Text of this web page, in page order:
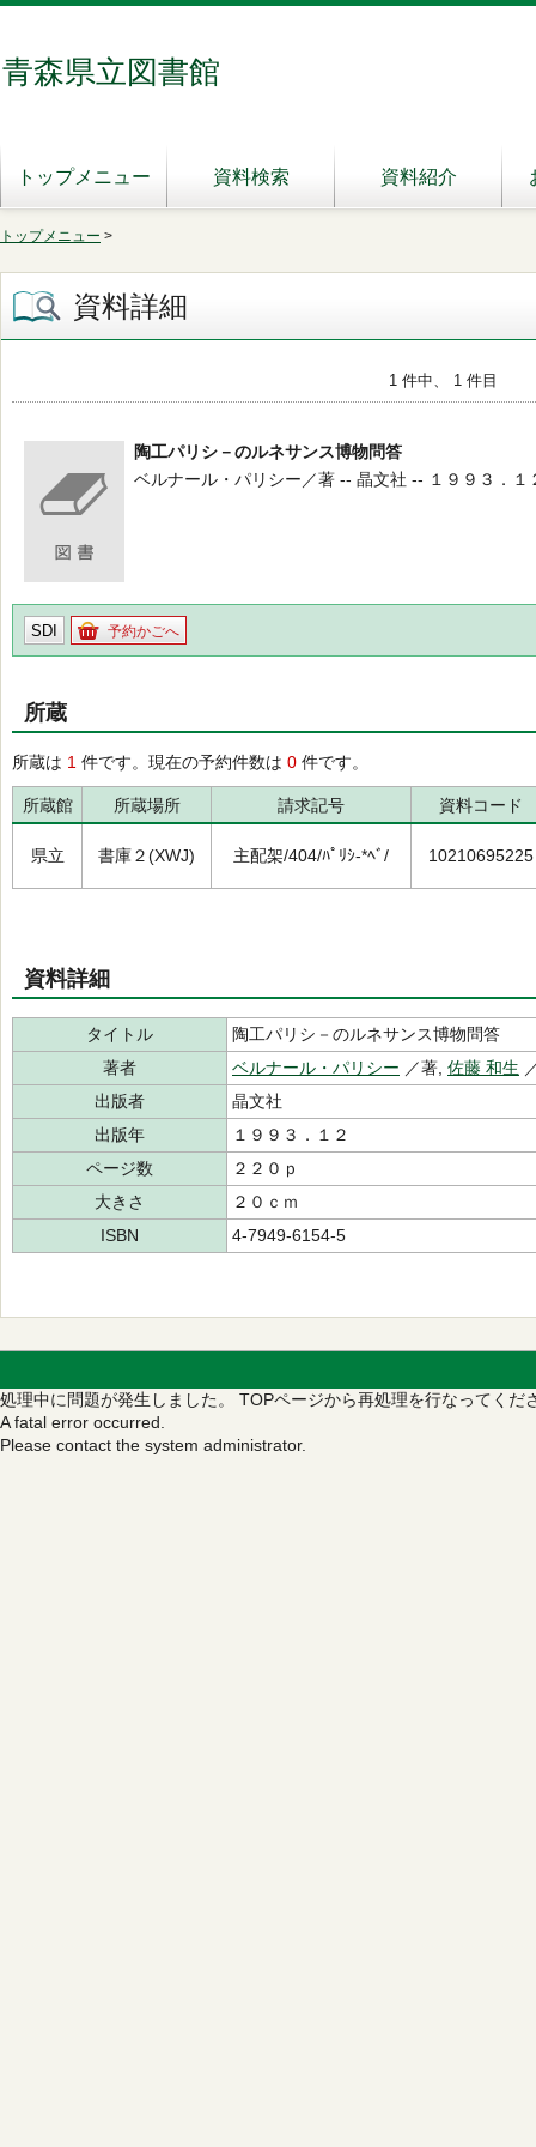
青森県立図書館
トップメニュー 資料検索 資料紹介
トップメニュー >
資料詳細
1 件中、 1 件目
陶工パリシ－のルネサンス博物問答
ベルナール・パリシー／著 -- 晶文社 -- １９９３．１
SDI 予約かごへ
所蔵
所蔵は 1 件です。現在の予約件数は 0 件です。
所蔵館 所蔵場所 請求記号 資料コード
県立 書庫２(XWJ) 主配架/404/ﾊﾟﾘｼ-*ﾍﾞ/ 10210695225
資料詳細
タイトル
陶工パリシ－のルネサンス博物問答
著者
ベルナール・パリシー ／著, 佐藤 和生
出版者
晶文社
出版年
１９９３．１２
ページ数
２２０ｐ
大きさ
２０ｃｍ
ISBN
4-7949-6154-5
処理中に問題が発生しました。 TOPページから再処理を行なってくだ
A fatal error occurred.
Please contact the system administrator.